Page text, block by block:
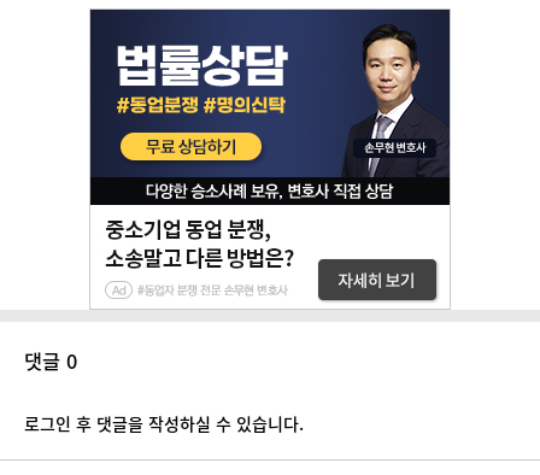
댓글 0
로그인 후 댓글을 작성하실 수 있습니다.